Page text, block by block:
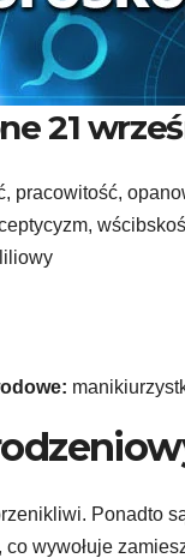
21
pracowitość,
Ponadto
wywołuje